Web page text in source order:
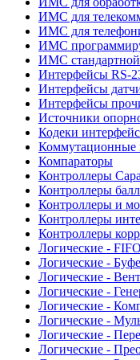
ИМС для
ИМС для
ИМС
ИМС
Интерфейсы RS-
Интерфейсы
Интерфейсы
Источники
Кодеки
Коммутационные
Компараторы
Контроллеры
Контроллеры
Контроллеры и
Контроллеры
Контроллеры
Логические -
Логические -
Логические -
Логические -
Логические -
Логические -
Логические -
Логические -